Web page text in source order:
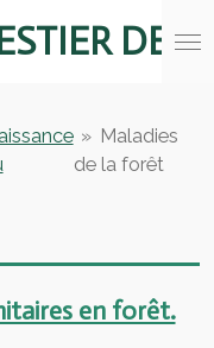
DE
» Maladies
de la forêt
en forêt.